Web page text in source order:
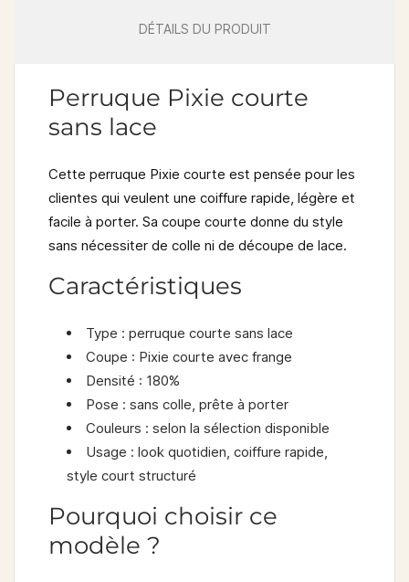
DÉTAILS DU PRODUIT
Perruque Pixie courte
sans lace
Cette perruque Pixie courte est pensée pour les
clientes qui veulent une coiffure rapide, légère et
facile à porter. Sa coupe courte donne du style
sans nécessiter de colle ni de découpe de lace.
Caractéristiques
Type : perruque courte sans lace
Coupe : Pixie courte avec frange
Densité : 180%
Pose : sans colle, prête à porter
Couleurs : selon la sélection disponible
Usage : look quotidien, coiffure rapide,
style court structuré
Pourquoi choisir ce
modèle ?